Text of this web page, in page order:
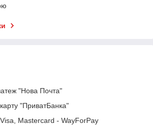
"Нова Почта"
"ПриватБанка"
Mastercard - WayForPay